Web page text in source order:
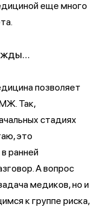
еще много
позволяет
Так,
стадиях
это
ранней
А вопрос
медиков, но и
к группе риска,